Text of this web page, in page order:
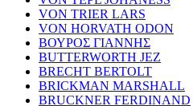
VON TRIER LARS
VON HORVATH ODON
ΒΟΥΡΟΣ ΓΙΑΝΝΗΣ
BUTTERWORTH JEZ
BRECHT BERTOLT
BRICKMAN MARSHALL
BRUCKNER FERDINAND